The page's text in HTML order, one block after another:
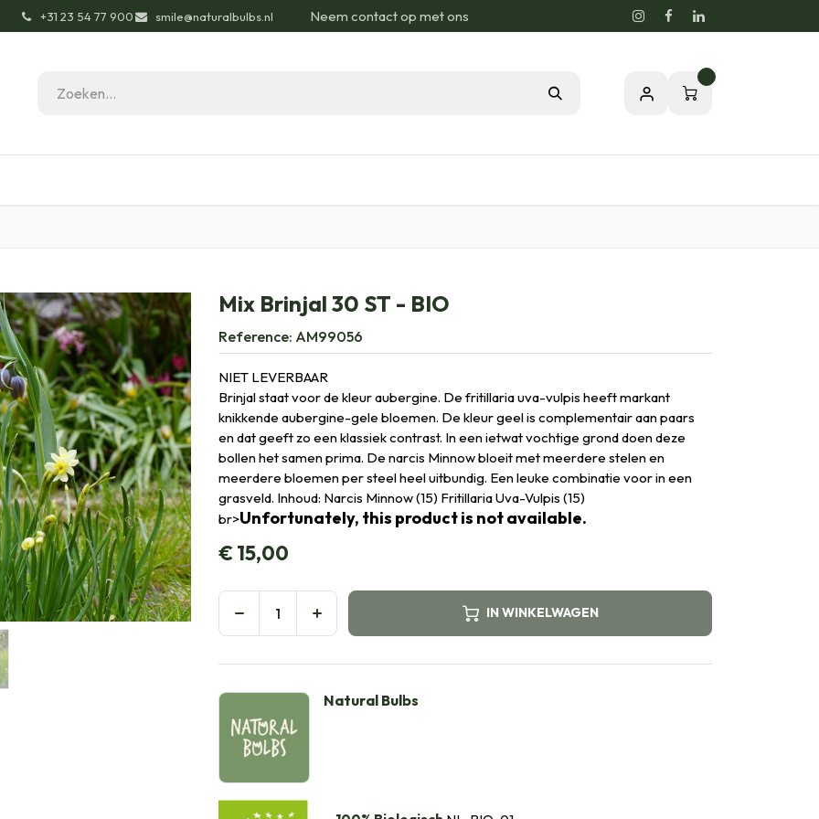
͏+31 23 54 77 900 smile@naturalbulbs.nl Neem contact op met ons
Mix Brinjal 30 ST - BIO
Reference: AM99056
NIET LEVERBAAR
Brinjal staat voor de kleur aubergine. De fritillaria uva-vulpis heeft markant
knikkende aubergine-gele bloemen. De kleur geel is complementair aan paars
en dat geeft zo een klassiek contrast. In een ietwat vochtige grond doen deze
bollen het samen prima. De narcis Minnow bloeit met meerdere stelen en
meerdere bloemen per steel heel uitbundig. Een leuke combinatie voor in een
grasveld. Inhoud: Narcis Minnow (15) Fritillaria Uva-Vulpis (15)
br>Unfortunately, this product is not available.
€15,00
IN WINKELWAGEN
Natural Bulbs